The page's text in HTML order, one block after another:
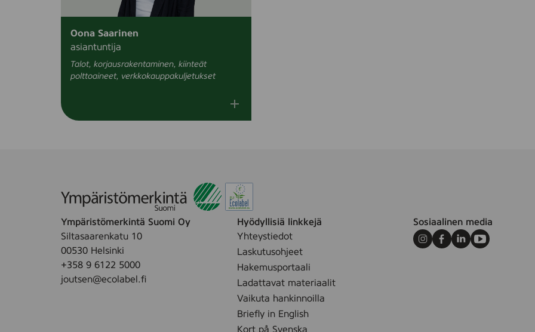
Oona Saarinen
asiantuntija
Talot, korjausrakentaminen, kiinteät
polttoaineet, verkkokauppakuljetukset
Ympäristömerkintä Suomi Oy
Siltasaarenkatu 10
00530 Helsinki
+358 9 6122 5000
joutsen@ecolabel.fi
Hyödyllisiä linkkejä
Yhteystiedot
Laskutusohjeet
Hakemusportaali
Ladattavat materiaalit
Vaikuta hankinnoilla
Briefly in English
Kort på Svenska
Sosiaalinen media
Instagram
Facebook
LinkedInYoutube